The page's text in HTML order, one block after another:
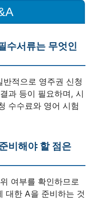
수서류는 무엇인
적으로 영주권 신청
과 등이 필요하며, 시
수수료와 영어 시험
비해야 할 점은
여부를 확인하므로
대한 A을 준비하는 것